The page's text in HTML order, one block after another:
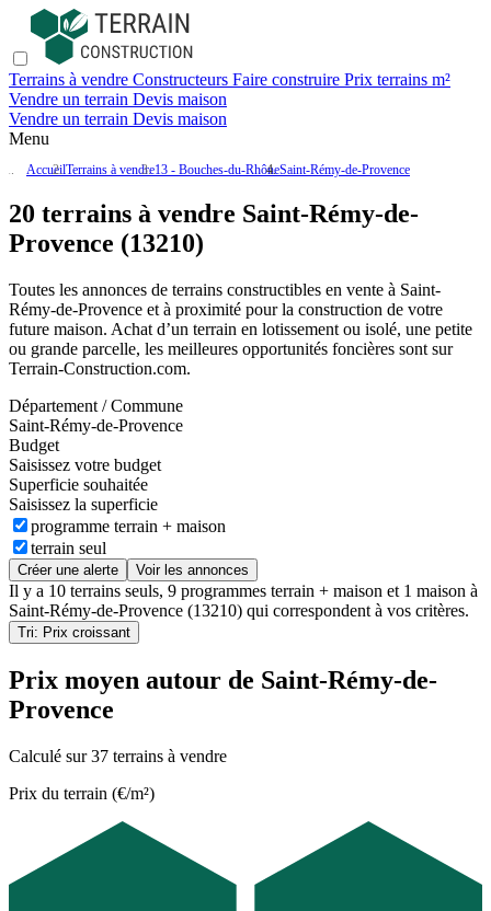
Terrains à vendre Constructeurs Faire construire Prix terrains m²
Vendre un terrain Devis maison
Vendre un terrain Devis maison
Menu
AccueilTerrains à vendre13 - Bouches-du-RhôneSaint-Rémy-de-Provence
20 terrains à vendre Saint-Rémy-de-
Provence (13210)
Toutes les annonces de terrains constructibles en vente à Saint-
Rémy-de-Provence et à proximité pour la construction de votre
future maison. Achat d’un terrain en lotissement ou isolé, une petite
ou grande parcelle, les meilleures opportunités foncières sont sur
Terrain-Construction.com.
Département / Commune
Saint-Rémy-de-Provence
Budget
Saisissez votre budget
Superficie souhaitée
Saisissez la superficie
programme terrain + maison
terrain seul
Créer une alerte Voir les annonces
Il y a 10 terrains seuls, 9 programmes terrain + maison et 1 maison à
Saint-Rémy-de-Provence (13210) qui correspondent à vos critères.
Tri: Prix croissant
Prix moyen autour de Saint-Rémy-de-
Provence
Calculé sur 37 terrains à vendre
Prix du terrain (€/m²)